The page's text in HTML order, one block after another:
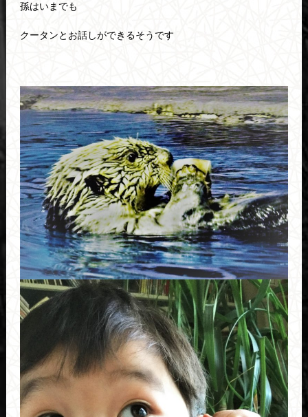
孫はいまでも
クータンとお話しができるそうです